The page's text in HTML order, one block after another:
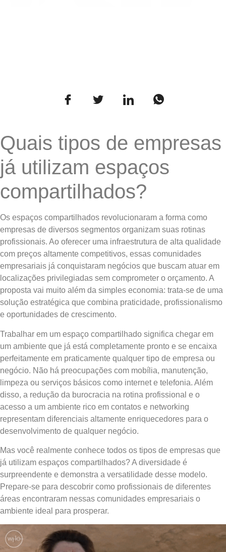
Quais tipos de empresas
já utilizam espaços
compartilhados?
Os espaços compartilhados revolucionaram a forma como
empresas de diversos segmentos organizam suas rotinas
profissionais. Ao oferecer uma infraestrutura de alta qualidade
com preços altamente competitivos, essas comunidades
empresariais já conquistaram negócios que buscam atuar em
localizações privilegiadas sem comprometer o orçamento. A
proposta vai muito além da simples economia: trata-se de uma
solução estratégica que combina praticidade, profissionalismo
e oportunidades de crescimento.
Trabalhar em um espaço compartilhado significa chegar em
um ambiente que já está completamente pronto e se encaixa
perfeitamente em praticamente qualquer tipo de empresa ou
negócio. Não há preocupações com mobília, manutenção,
limpeza ou serviços básicos como internet e telefonia. Além
disso, a redução da burocracia na rotina profissional e o
acesso a um ambiente rico em contatos e networking
representam diferenciais altamente enriquecedores para o
desenvolvimento de qualquer negócio.
Mas você realmente conhece todos os tipos de empresas que
já utilizam espaços compartilhados? A diversidade é
surpreendente e demonstra a versatilidade desse modelo.
Prepare-se para descobrir como profissionais de diferentes
áreas encontraram nessas comunidades empresariais o
ambiente ideal para prosperar.